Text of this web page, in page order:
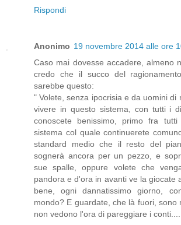
Rispondi
Anonimo 19 novembre 2014 alle ore
Caso mai dovesse accadere, almeno
credo che il succo del
sarebbe questo:
" Volete, senza ipocrisia e da uomini di
vivere in questo sistema, con tutti i
conoscete benissimo, primo fra
sistema col quale continuerete
standard medio che il resto del
sognerà ancora per un pezzo, e
sue spalle, oppure volete che
pandora e d'ora in avanti ve la giocate
bene, ogni dannatissimo giorno,
mondo? E guardate, che là fuori, sono
non vedono l'ora di pareggiare i